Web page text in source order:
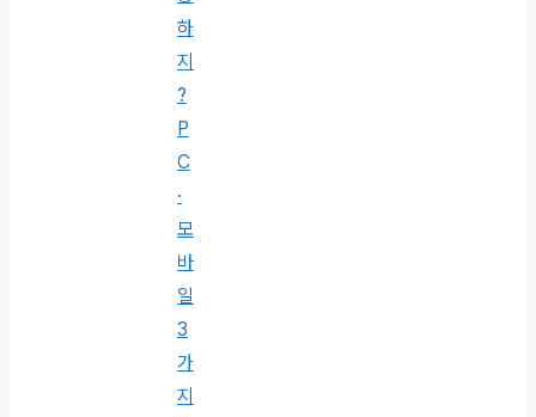
하
지
?
P
C
·
모
바
일
3
가
지